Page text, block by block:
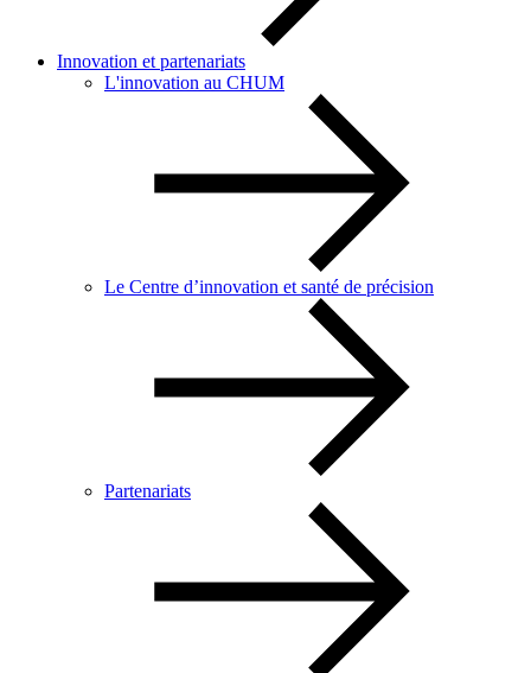
Innovation et partenariats
L'innovation au CHUM
Le Centre d’innovation et santé de précision
Partenariats